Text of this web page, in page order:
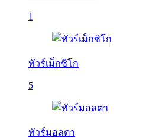
1
ทัวร์เม็กซิโก
5
ทัวร์มอลตา